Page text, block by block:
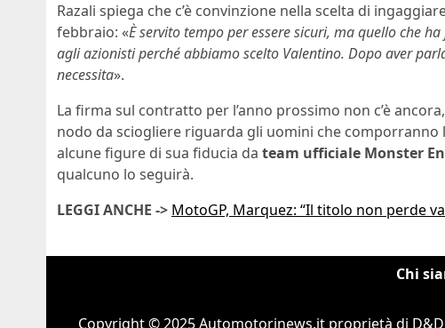
Razali spiega che c’è convinzione nella scelta di
febbraio: «È servito tempo per essere sicuri, ma quello che
agli azionisti perché abbiamo scelto Valentino. Dopo aver
necessita».
La firma sul contratto per l’anno prossimo non c’è
nodo da sciogliere riguarda gli uomini che comporranno
alcune figure di sua fiducia da team ufficiale Monster
qualcuno lo seguirà.
LEGGI ANCHE -> MotoGP, Marquez: “Il titolo non perde
Chi
Copyright © 2025 Automotorinews.it proprietà di D&D